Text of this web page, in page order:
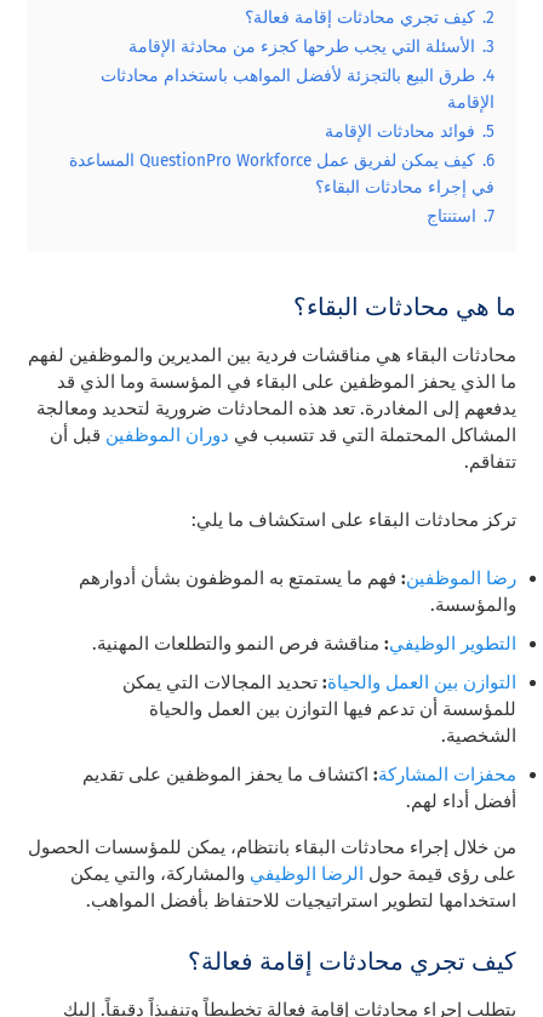
2. كيف تجري محادثات إقامة فعالة؟
3. الأسئلة التي يجب طرحها كجزء من محادثة الإقامة
4. طرق البيع بالتجزئة لأفضل المواهب باستخدام محادثات
الإقامة
5. فوائد محادثات الإقامة
6.
كيف يمكن لفريق عمل QuestionPro Workforce المساعدة
في إجراء محادثات البقاء؟
7. استنتاج
ما هي محادثات البقاء؟
محادثات البقاء هي مناقشات فردية بين المديرين والموظفين لفهم
ما الذي يحفز الموظفين على البقاء في المؤسسة وما الذي قد
يدفعهم إلى المغادرة. تعد هذه المحادثات ضرورية لتحديد ومعالجة
المشاكل المحتملة التي قد تتسبب في دوران الموظفين قبل أن
تتفاقم.
تركز محادثات البقاء على استكشاف ما يلي:
رضا الموظفين: فهم ما يستمتع به الموظفون بشأن أدوارهم
والمؤسسة.
التطوير الوظيفي: مناقشة فرص النمو والتطلعات المهنية.
التوازن بين العمل والحياة: تحديد المجالات التي يمكن
للمؤسسة أن تدعم فيها التوازن بين العمل والحياة
الشخصية.
محفزات المشاركة: اكتشاف ما يحفز الموظفين على تقديم
أفضل أداء لهم.
من خلال إجراء محادثات البقاء بانتظام، يمكن للمؤسسات الحصول
على رؤى قيمة حول الرضا الوظيفي والمشاركة، والتي يمكن
استخدامها لتطوير استراتيجيات للاحتفاظ بأفضل المواهب.
كيف تجري محادثات إقامة فعالة؟
يتطلب إجراء محادثات إقامة فعالة تخطيطاً وتنفيذاً دقيقاً. إليك